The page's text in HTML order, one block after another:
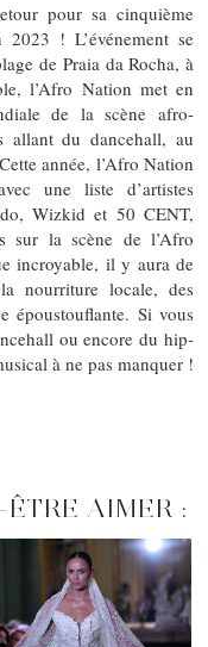
pour sa cinquième
! L’événement se
de Praia da Rocha, à
l’Afro Nation met en
de la scène afro-
allant du dancehall, au
année, l’Afro Nation
une liste d’artistes
Wizkid et 50 CENT,
sur la scène de l’Afro
incroyable, il y aura de
nourriture locale, des
époustouflante. Si vous
ou encore du hip-
à ne pas manquer !
AIMER :